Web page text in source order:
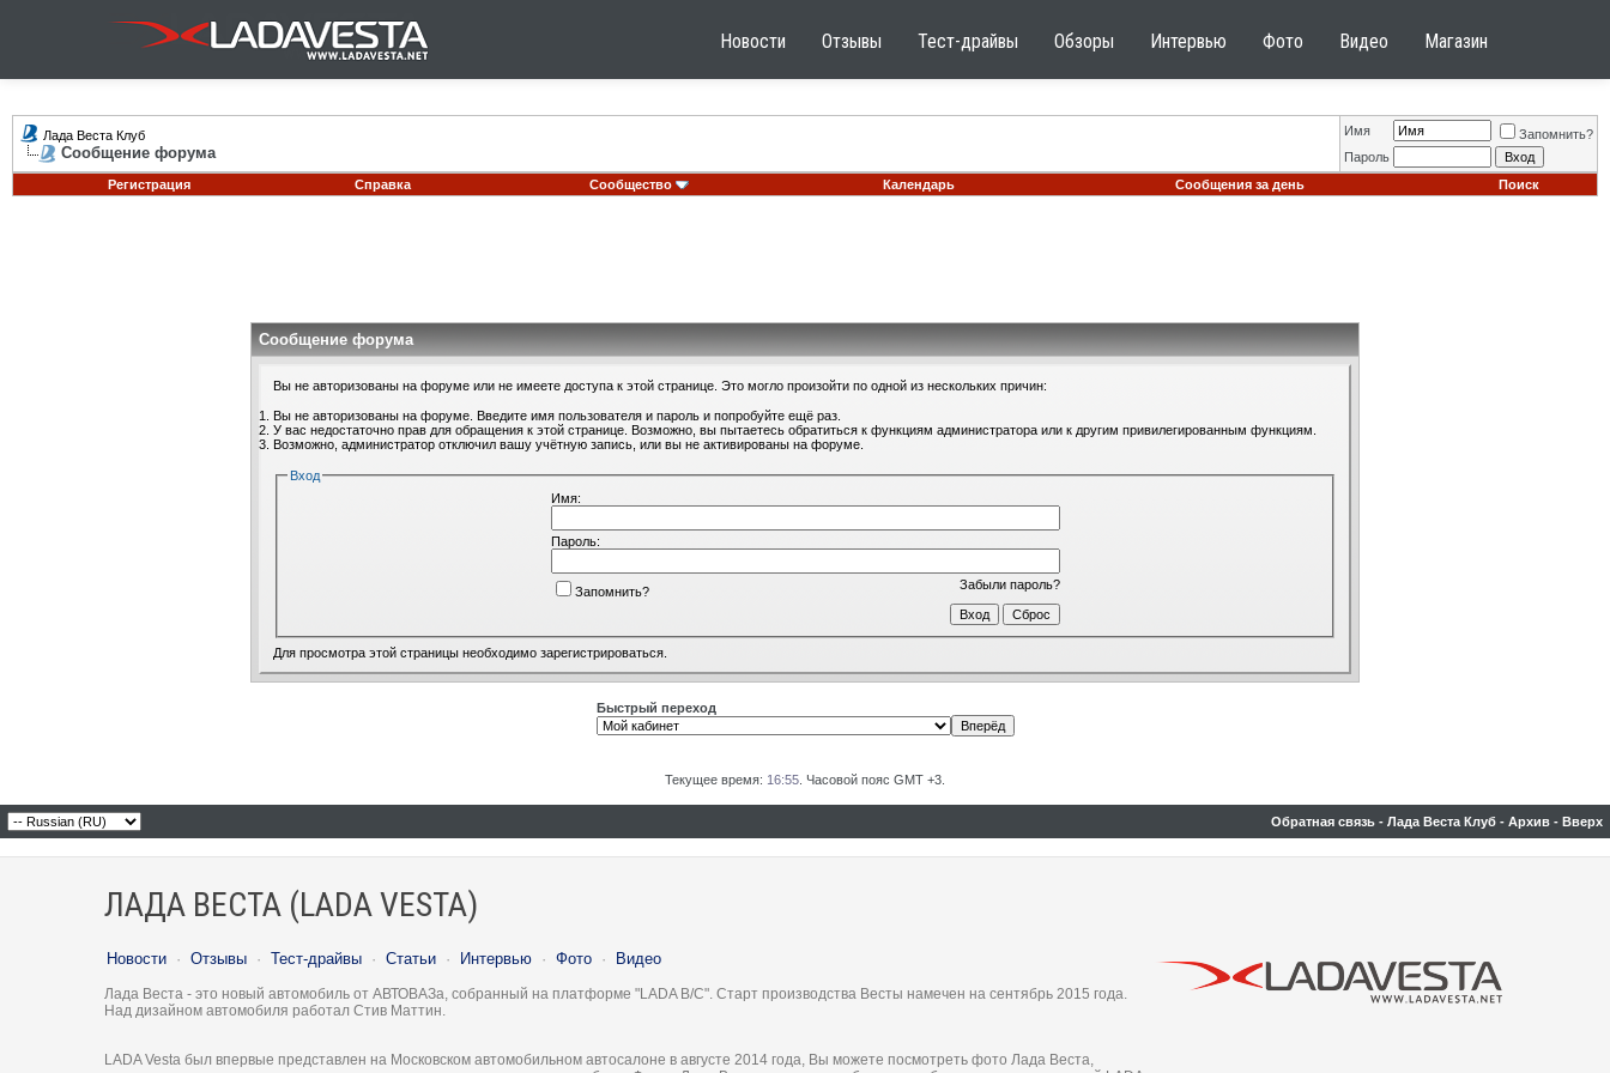
Новости Отзывы Тест-драйвы Обзоры Интервью Фото Видео Магазин
Лада Веста Клуб
Сообщение форума
Имя
Запомнить?
Пароль
Регистрация
Справка Сообщество Календарь Сообщения за день Поиск
Сообщение форума
Вы не авторизованы на форуме или не имеете доступа к этой странице. Это могло произойти по одной из нескольких причин:
Вы не авторизованы на форуме. Введите имя пользователя и пароль и попробуйте ещё раз.
У вас недостаточно прав для обращения к этой странице. Возможно, вы пытаетесь обратиться к функциям администратора или к другим привилегированным функциям.
Возможно, администратор отключил вашу учётную запись, или вы не активированы на форуме.
Вход
Имя:
Пароль:
Забыли пароль?
Запомнить?
Для просмотра этой страницы необходимо зарегистрироваться
Быстрый переход
Текущее время: 16:55 . Часовой пояс GMT +3.
Обратная связь - Лада Веста Клуб - Архив - Вверх
ЛАДА ВЕСТА (LADA VESTA)
Новости · Отзывы · Тест-драйвы · Статьи · Интервью · Фото · Видео
Лада Веста - это новый автомобиль от АВТОВАЗа, собранный на платформе "LADA B/C". Старт производства Весты намечен на сентябрь 2015 года.
Над дизайном автомобиля работал Стив Маттин.
LADA Vesta был впервые представлен на Московском автомобильном автосалоне в августе 2014 года, Вы можете посмотреть фото Лада Веста,